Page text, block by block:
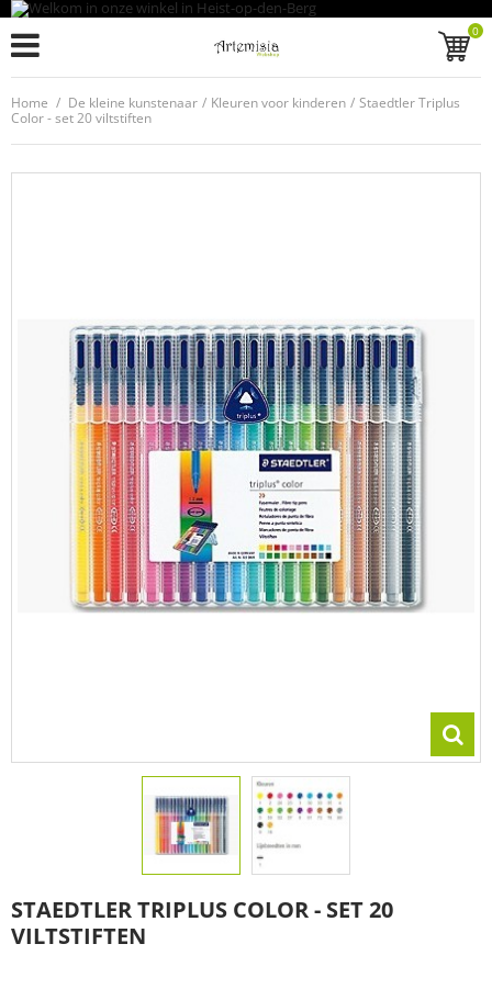
0
Home / De kleine kunstenaar / Kleuren voor kinderen / Staedtler Triplus
Color - set 20 viltstiften
STAEDTLER TRIPLUS COLOR - SET 20
VILTSTIFTEN